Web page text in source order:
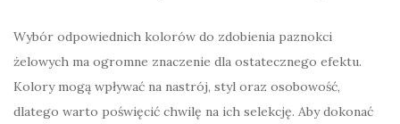
Wybór odpowiednich kolorów do zdobienia paznokci
żelowych ma ogromne znaczenie dla ostatecznego efektu.
Kolory mogą wpływać na nastrój, styl oraz osobowość,
dlatego warto poświęcić chwilę na ich selekcję. Aby dokonać